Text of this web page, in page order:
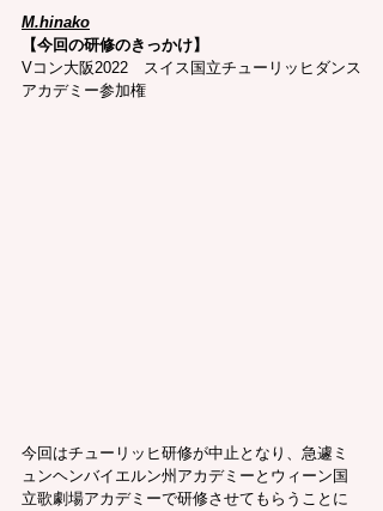
M.hinako
【今回の研修のきっかけ】
Vコン大阪2022　スイス国立チューリッヒダンス
アカデミー参加権
今回はチューリッヒ研修が中止となり、急遽ミ
ュンヘンバイエルン州アカデミーとウィーン国
立歌劇場アカデミーで研修させてもらうことに